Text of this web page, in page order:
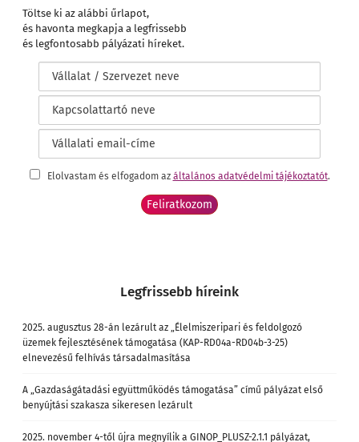
Töltse ki az alábbi űrlapot,
és havonta megkapja a legfrissebb
és legfontosabb pályázati híreket.
Elolvastam és elfogadom az általános adatvédelmi tájékoztatót.
Legfrissebb híreink
2025. augusztus 28-án lezárult az „Élelmiszeripari és feldolgozó
üzemek fejlesztésének támogatása (KAP-RD04a-RD04b-3-25)
elnevezésű felhívás társadalmasítása
A „Gazdaságátadási együttműködés támogatása” című pályázat első
benyújtási szakasza sikeresen lezárult
2025. november 4-től újra megnyílik a GINOP_PLUSZ-2.1.1 pályázat,